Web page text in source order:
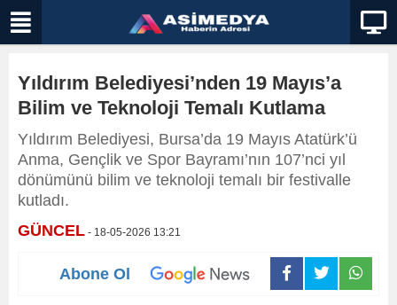
Yıldırım Belediyesi’nden 19 Mayıs’a
Bilim ve Teknoloji Temalı Kutlama
Yıldırım Belediyesi, Bursa’da 19 Mayıs Atatürk’ü
Anma, Gençlik ve Spor Bayramı’nın 107’nci yıl
dönümünü bilim ve teknoloji temalı bir festivalle
kutladı.
GÜNCEL - 18-05-2026 13:21
Abone Ol